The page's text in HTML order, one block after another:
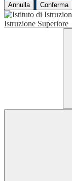
Annulla Conferma
Istruzione Superiore